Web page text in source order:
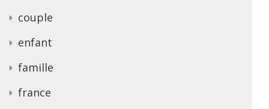
couple
enfant
famille
france